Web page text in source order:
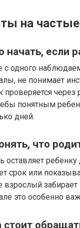
на
начать, если
с одного
не понимает
проверяется
понятным
дней.
что
оставляет ребенку
срок или
взрослый
это особенно
стоит